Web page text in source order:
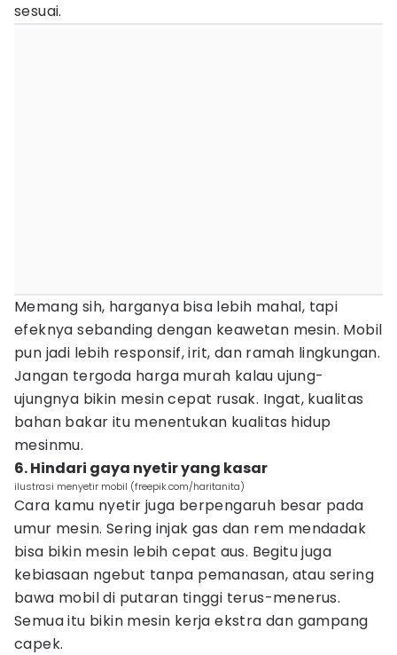
sesuai.
Memang sih, harganya bisa lebih mahal, tapi
efeknya sebanding dengan keawetan mesin. Mobil
pun jadi lebih responsif, irit, dan ramah lingkungan.
Jangan tergoda harga murah kalau ujung-
ujungnya bikin mesin cepat rusak. Ingat, kualitas
bahan bakar itu menentukan kualitas hidup
mesinmu.
6. Hindari gaya nyetir yang kasar
ilustrasi menyetir mobil (freepik.com/haritanita)
Cara kamu nyetir juga berpengaruh besar pada
umur mesin. Sering injak gas dan rem mendadak
bisa bikin mesin lebih cepat aus. Begitu juga
kebiasaan ngebut tanpa pemanasan, atau sering
bawa mobil di putaran tinggi terus-menerus.
Semua itu bikin mesin kerja ekstra dan gampang
capek.